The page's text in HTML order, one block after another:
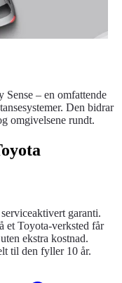
Sense – en omfattende
Den bidrar
omgivelsene rundt.
garanti.
et Toyota-verksted får
ekstra kostnad.
til den fyller 10 år.